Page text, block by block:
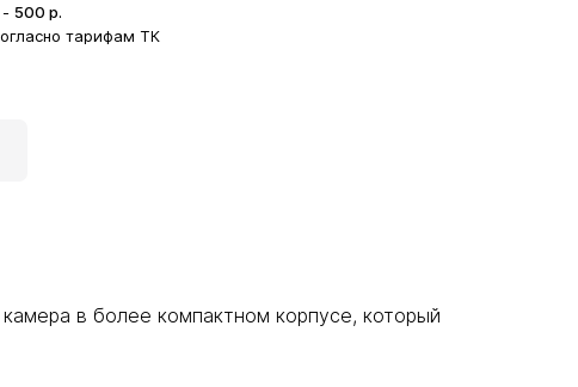
500 р.
тарифам ТК
в более компактном корпусе, который